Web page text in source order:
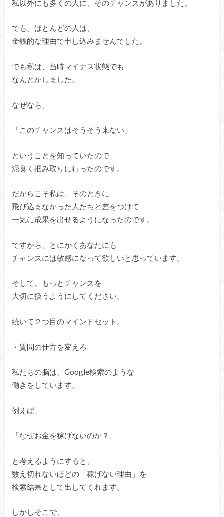
私以外にも多くの人に、そのチャンスがありました。
でも、ほとんどの人は、
金銭的な理由で申し込みませんでした。
でも私は、当時マイナス状態でも
なんとかしました。
なぜなら、
「このチャンスはそうそう来ない」
ということを知っていたので、
泥臭く掴み取りに行ったのです。
だからこそ私は、そのときに
飛び込まなかった人たちと差をつけて
一気に成果を出せるようになったのです。
ですから、とにかくあなたにも
チャンスには敏感になって欲しいと思っています。
そして、もっとチャンスを
大切に扱うようにしてください。
続いて２つ目のマインドセット。
・質問の仕方を変えろ
私たちの脳は、Google検索のような
働きをしています。
例えば、
「なぜお金を稼げないのか？」
と考えるようにすると、
数え切れないほどの「稼げない理由」を
検索結果として出してくれます。
しかしそこで、